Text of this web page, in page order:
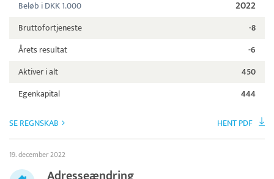
Beløb i DKK 1.000 2022
Bruttofortjeneste
-8
Årets resultat
-6
Aktiver i alt
450
Egenkapital
444
SE REGNSKAB HENT PDF
19. december 2022